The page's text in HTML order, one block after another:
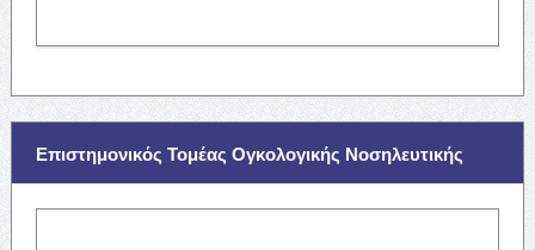
Επιστημονικός Τομέας Ογκολογικής Νοσηλευτικής